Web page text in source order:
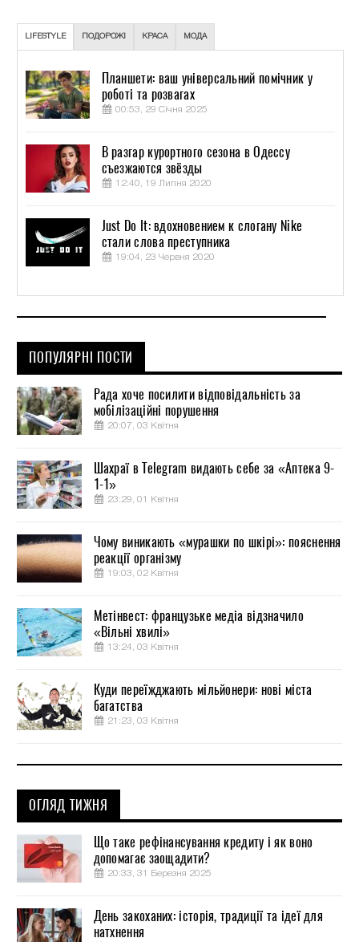
LIFESTYLE ПОДОРОЖІ КРАСА МОДА
Планшети: ваш універсальний помічник у
роботі та розвагах
00:53, 29 Січня 2025
В разгар курортного сезона в Одессу
съезжаются звёзды
12:40, 19 Липня 2020
Just Do It: вдохновением к слогану Nike
стали слова преступника
19:04, 23 Червня 2020
ПОПУЛЯРНІ ПОСТИ
Рада хоче посилити відповідальність за
мобілізаційні порушення
20:07, 03 Квітня
Шахраї в Telegram видають себе за «Аптека 9-
1-1»
23:29, 01 Квітня
Чому виникають «мурашки по шкірі»: пояснення
реакції організму
19:03, 02 Квітня
Метінвест: французьке медіа відзначило
«Вільні хвилі»
13:24, 03 Квітня
Куди переїжджають мільйонери: нові міста
багатства
21:23, 03 Квітня
ОГЛЯД ТИЖНЯ
Що таке рефінансування кредиту і як воно
допомагає заощадити?
20:33, 31 Березня 2025
День закоханих: історія, традиції та ідеї для
натхнення